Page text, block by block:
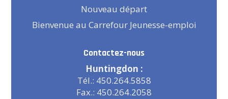
Nouveau départ
Bienvenue au Carrefour Jeunesse-emploi
Contactez-nous
Huntingdon :
Tél.: 450.264.5858
Fax.: 450.264.2058